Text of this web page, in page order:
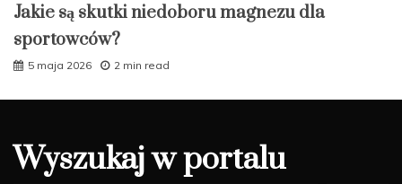
Jakie są skutki niedoboru magnezu dla
sportowców?
5 maja 2026 2 min read
Wyszukaj w portalu